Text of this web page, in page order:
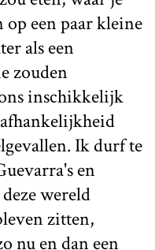
op een paar kleine
als een
zouden
inschikkelijk
Ik durf te
en
wereld
zitten,
nu en dan een